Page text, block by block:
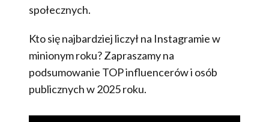
społecznych.
Kto się najbardziej liczył na Instagramie w
minionym roku? Zapraszamy na
podsumowanie TOP influencerów i osób
publicznych w 2025 roku.